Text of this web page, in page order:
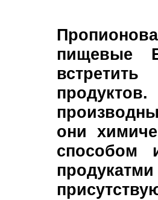
пищевые
они
способом